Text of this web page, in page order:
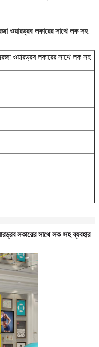
ওয়ারড্রব লকারের সাথে লক সহ
ওয়ারড্রব লকারের সাথে লক সহ
লকারের সাথে লক সহ ব্যবহার